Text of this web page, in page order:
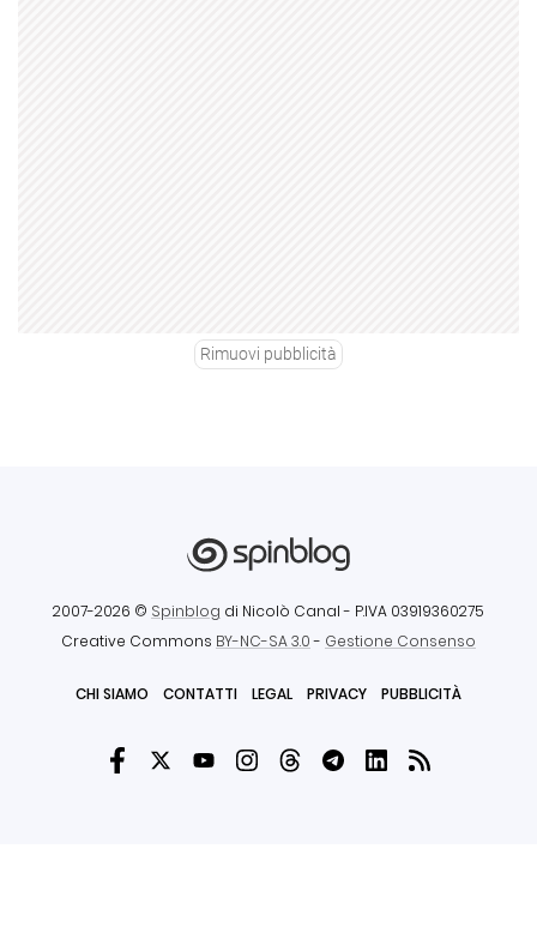
Rimuovi pubblicità
2007-2026 © Spinblog di Nicolò Canal - P.IVA 03919360275
Creative Commons BY-NC-SA 3.0- Gestione Consenso
CHI SIAMO CONTATTI LEGAL PRIVACY PUBBLICITÀ